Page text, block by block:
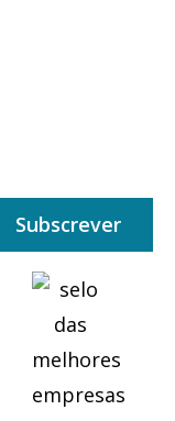
Subscrever